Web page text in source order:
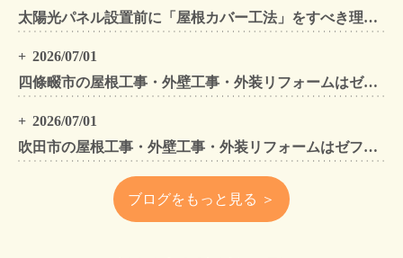
太陽光パネル設置前に「屋根カバー工法」をすべき理由！葺き替えとの違いや費用・雨漏り対策をプロが解説
2026/07/01
四條畷市の屋根工事・外壁工事・外装リフォームはゼファン！四條畷内の工事事例もご紹介
2026/07/01
吹田市の屋根工事・外壁工事・外装リフォームはゼファン！吹田市内の工事事例もご紹介
ブログをもっと見る ＞